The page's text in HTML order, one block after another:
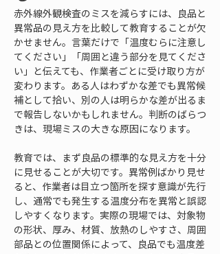
赤外線外観検査のミスを減らすには、良品と
異常品の見え方を比較して教育することが欠
かせません。言葉だけで「温度むらに注意し
てください」「周囲と違う部分を見てくださ
い」と伝えても、作業者ごとに受け取り方が
変わります。ある人はわずかな差でも異常候
補として拾い、別の人は明らかな差が出るま
で報告しないかもしれません。判断のばらつ
きは、現場ミスの大きな原因になります。
教育では、まず良品の標準的な見え方を十分
に見せることが大切です。異常例ばかり見せ
ると、作業者は目立つ箇所を探す意識が先行
し、通常でも発生する温度分布を異常と誤認
しやすくなります。実際の現場では、対象物
の形状、厚み、材質、放熱のしやすさ、周囲
部品との位置関係によって、良品でも温度差